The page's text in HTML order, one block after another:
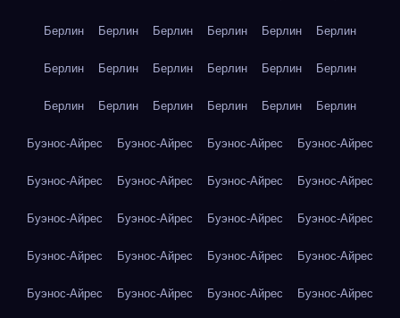
Берлин Берлин Берлин Берлин Берлин Берлин
Берлин Берлин Берлин Берлин Берлин Берлин
Берлин Берлин Берлин Берлин Берлин Берлин
Буэнос-Айрес Буэнос-Айрес Буэнос-Айрес Буэнос-Айрес
Буэнос-Айрес Буэнос-Айрес Буэнос-Айрес Буэнос-Айрес
Буэнос-Айрес Буэнос-Айрес Буэнос-Айрес Буэнос-Айрес
Буэнос-Айрес Буэнос-Айрес Буэнос-Айрес Буэнос-Айрес
Буэнос-Айрес Буэнос-Айрес Буэнос-Айрес Буэнос-Айрес